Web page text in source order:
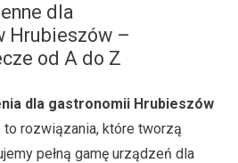
dla
Hrubieszów –
od A do Z
dla gastronomii Hrubieszów
rozwiązania, które tworzą
pełną gamę urządzeń dla